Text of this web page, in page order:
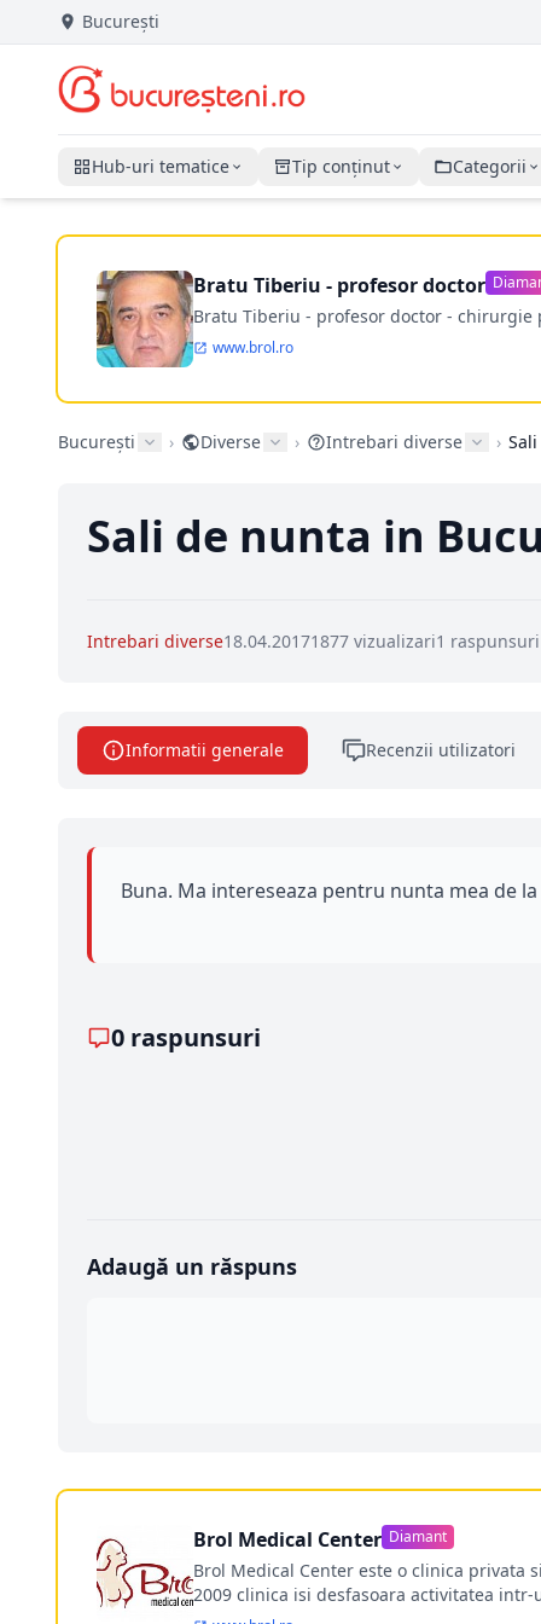
București
Hub-uri tematice Tip conținut Categorii
Bratu Tiberiu - profesor doctor
Bratu Tiberiu - profesor doctor - chirurgie
www.brol.ro
București › Diverse › Intrebari diverse ›
Sali de nunta in
Intrebari diverse18.04.20171877 vizualizari1 raspunsuri
Informatii generale Recenzii utilizatori
Buna. Ma intereseaza pentru nunta mea de
0 raspunsuri
Adaugă un răspuns
Brol Medical Center Diamant
Brol Medical Center este o clinica
2009 clinica isi desfasoara activitatea